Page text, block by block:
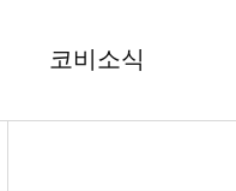
코비소식